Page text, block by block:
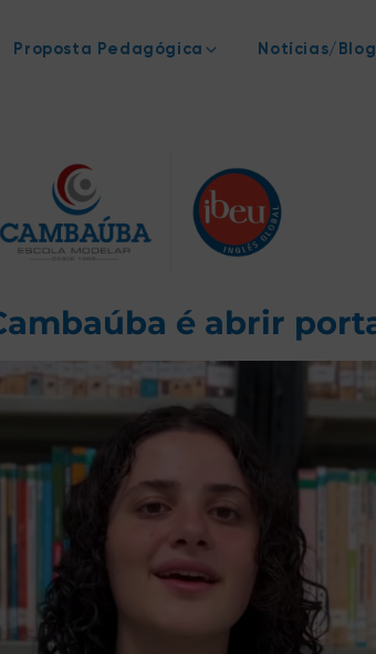
é abrir
Proposta Pedagógica Notícias/Blog